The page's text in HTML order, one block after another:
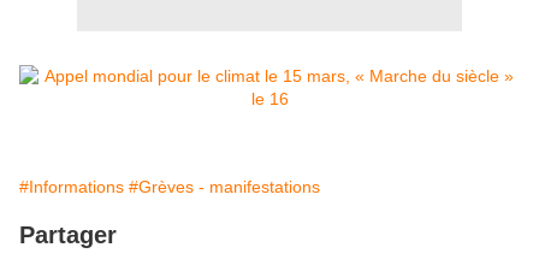
#Informations #Grèves - manifestations
Partager